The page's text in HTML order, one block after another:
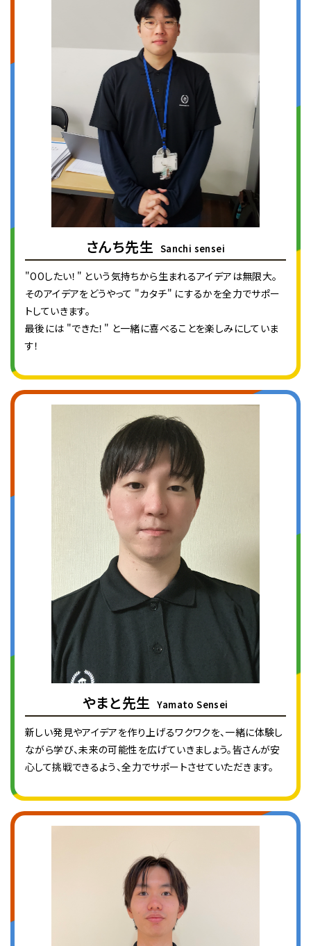
さんち先生 Sanchi sensei
"OOしたい！" という気持ちから生まれるアイデアは無限大。
そのアイデアをどうやって "カタチ" にするかを全力でサポー
トしていきます。
最後には "できた！" と一緒に喜べることを楽しみにしていま
す！
やまと先生 Yamato Sensei
新しい発見やアイデアを作り上げるワクワクを、一緒に体験し
ながら学び、未来の可能性を広げていきましょう。皆さんが安
心して挑戦できるよう、全力でサポートさせていただきます。